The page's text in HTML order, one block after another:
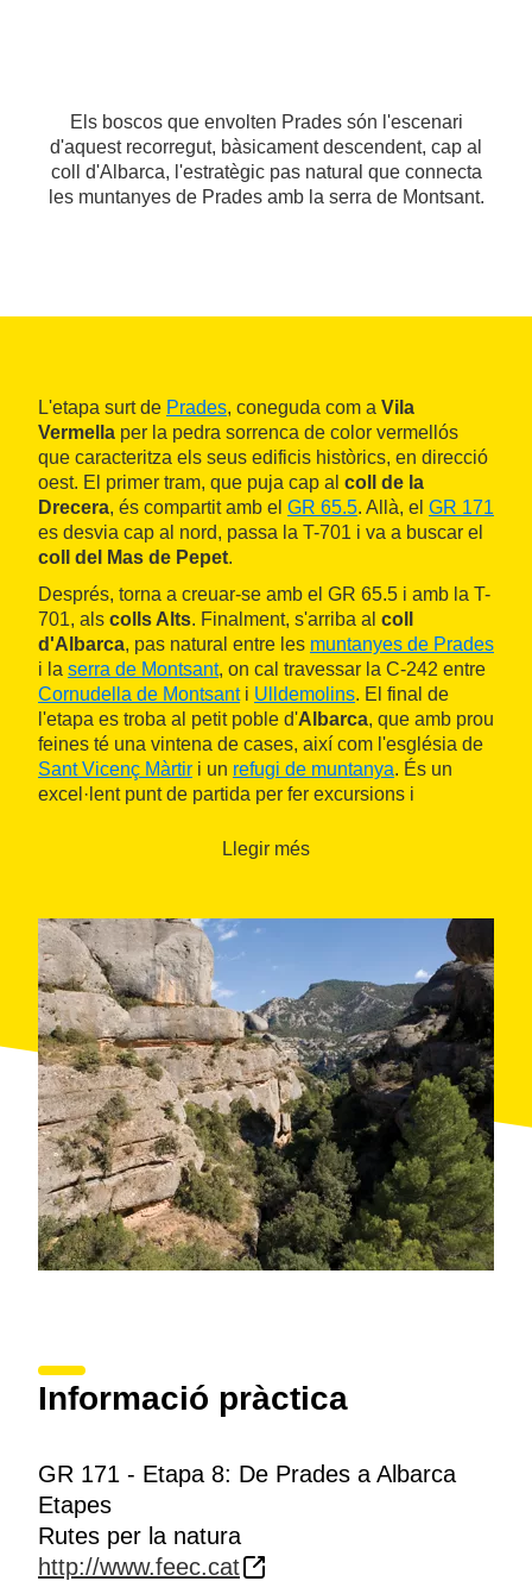
Els boscos que envolten Prades són l'escenari
d'aquest recorregut, bàsicament descendent, cap al
coll d'Albarca, l'estratègic pas natural que connecta
les muntanyes de Prades amb la serra de Montsant.
L'etapa surt de Prades, coneguda com a Vila
Vermella per la pedra sorrenca de color vermellós
que caracteritza els seus edificis històrics, en direcció
oest. El primer tram, que puja cap al coll de la
Drecera, és compartit amb el GR 65.5. Allà, el GR 171
es desvia cap al nord, passa la T-701 i va a buscar el
coll del Mas de Pepet.
Després, torna a creuar-se amb el GR 65.5 i amb la T-
701, als colls Alts. Finalment, s'arriba al coll
d'Albarca, pas natural entre les muntanyes de Prades
i la serra de Montsant, on cal travessar la C-242 entre
Cornudella de Montsanti Ulldemolins. El final de
l'etapa es troba al petit poble d'Albarca, que amb prou
feines té una vintena de cases, així com l'església de
Sant Vicenç Màrtir i un refugi de muntanya. És un
excel·lent punt de partida per fer excursions i
Llegir més
Informació pràctica
GR 171 - Etapa 8: De Prades a Albarca
Etapes
Rutes per la natura
http://www.feec.cat